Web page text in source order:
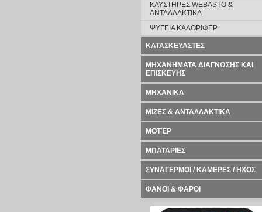
ΚΑΥΣΤΗΡΕΣ WEBASTO &
ΑΝΤΑΛΛΑΚΤΙΚΑ
ΨΥΓΕΙΑ ΚΑΛΟΡΙΦΕΡ
ΚΑΤΑΣΚΕΥΑΣΤΕΣ
ΜΗΧΑΝΗΜΑΤΑ ΔΙΑΓΝΩΣΗΣ ΚΑΙ
ΕΠΙΣΚΕΥΗΣ
ΜΗΧΑΝΙΚΑ
ΜΙΖΕΣ & ΑΝΤΑΛΛΑΚΤΙΚΑ
ΜΟΤΈΡ
ΜΠΑΤΑΡΙΕΣ
ΣΥΝΑΓΕΡΜΟΙ / ΚΑΜΕΡΕΣ / ΗΧΟΣ
ΦΑΝΟΙ & ΦΑΡΟΙ